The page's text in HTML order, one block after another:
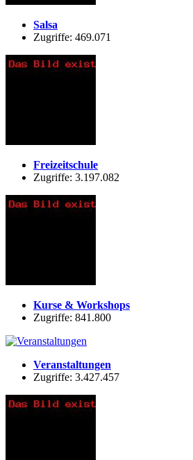
Salsa
Zugriffe: 469.071
Freizeitschule
Zugriffe: 3.197.082
Kurse & Workshops
Zugriffe: 841.800
Veranstaltungen
Zugriffe: 3.427.457